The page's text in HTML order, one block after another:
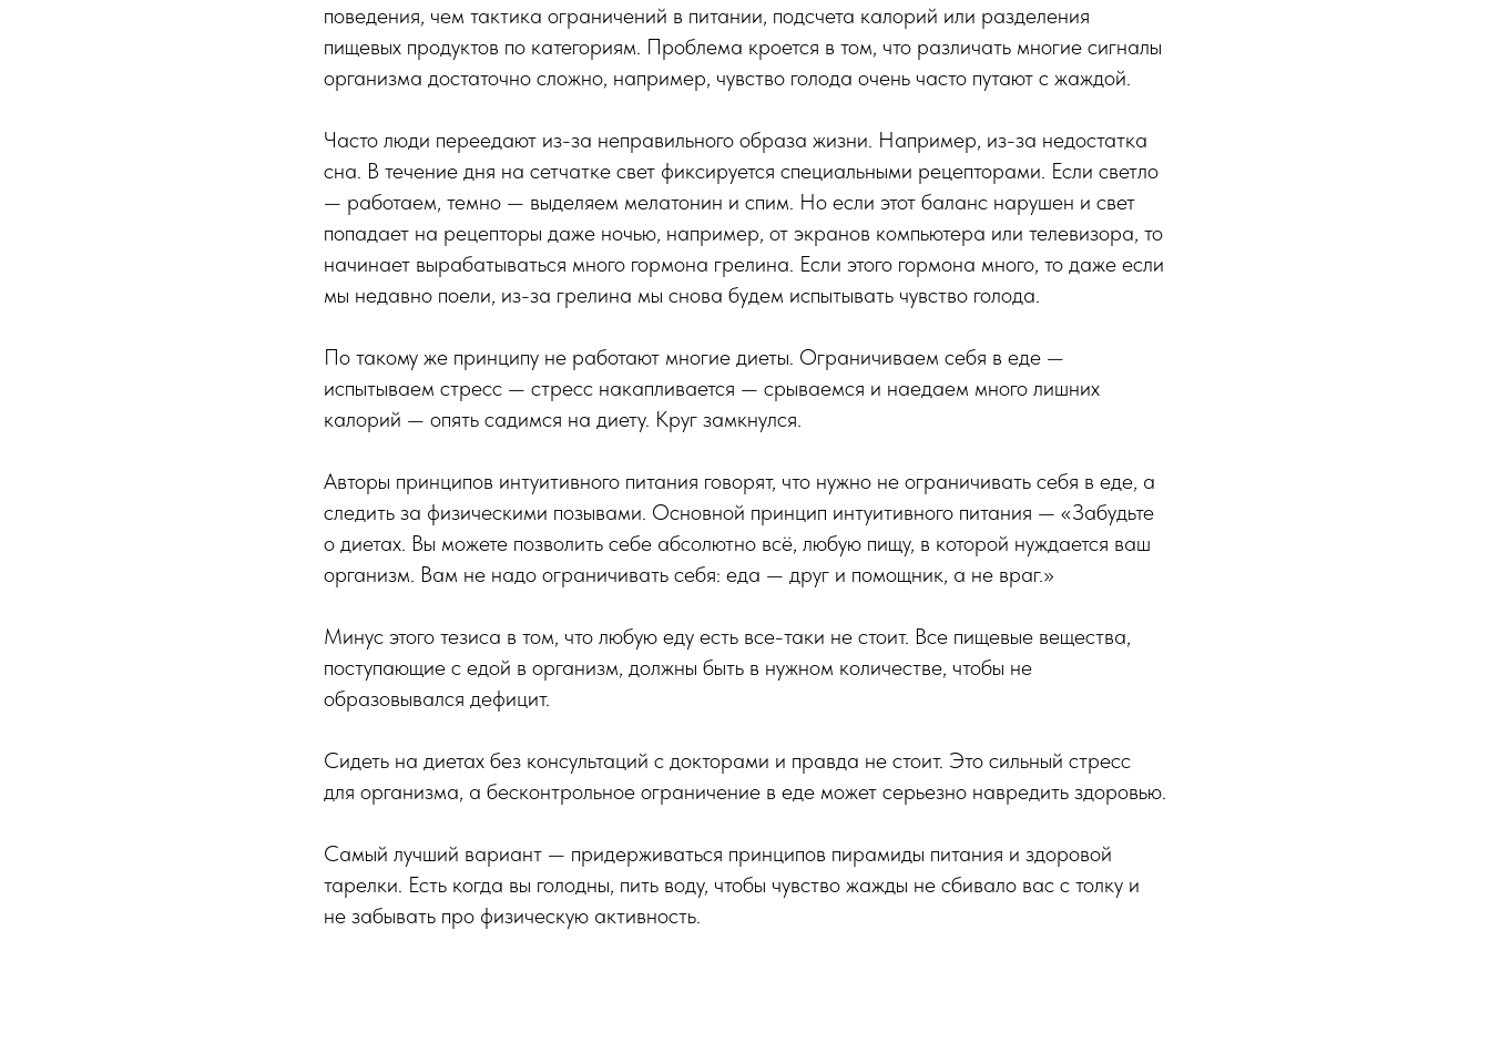
поведения, чем тактика ограничений в питании, подсчета калорий или разделения
пищевых продуктов по категориям. Проблема кроется в том, что различать многие сигналы
организма достаточно сложно, например, чувство голода очень часто путают с жаждой.
Часто люди переедают из-за неправильного образа жизни. Например, из-за недостатка
сна. В течение дня на сетчатке свет фиксируется специальными рецепторами. Если светло
— работаем, темно — выделяем мелатонин и спим. Но если этот баланс нарушен и свет
попадает на рецепторы даже ночью, например, от экранов компьютера или телевизора, то
начинает вырабатываться много гормона грелина. Если этого гормона много, то даже если
мы недавно поели, из-за грелина мы снова будем испытывать чувство голода.
По такому же принципу не работают многие диеты. Ограничиваем себя в еде —
испытываем стресс — стресс накапливается — срываемся и наедаем много лишних
калорий — опять садимся на диету. Круг замкнулся.
Авторы принципов интуитивного питания говорят, что нужно не ограничивать себя в еде, а
следить за физическими позывами. Основной принцип интуитивного питания — «Забудьте
о диетах. Вы можете позволить себе абсолютно всё, любую пищу, в которой нуждается ваш
организм. Вам не надо ограничивать себя: еда — друг и помощник, а не враг.»
Минус этого тезиса в том, что любую еду есть все-таки не стоит. Все пищевые вещества,
поступающие с едой в организм, должны быть в нужном количестве, чтобы не
образовывался дефицит.
Сидеть на диетах без консультаций с докторами и правда не стоит. Это сильный стресс
для организма, а бесконтрольное ограничение в еде может серьезно навредить здоровью.
Самый лучший вариант — придерживаться принципов пирамиды питания и здоровой
тарелки. Есть когда вы голодны, пить воду, чтобы чувство жажды не сбивало вас с толку и
не забывать про физическую активность.